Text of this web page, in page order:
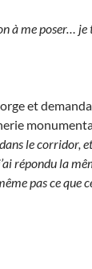
à me poser… je
et
le corridor,
répondu la
pas ce que